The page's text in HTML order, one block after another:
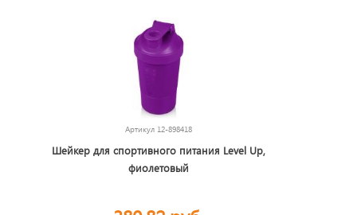
Артикул 12-898418
Шейкер для спортивного питания Level Up,
фиолетовый